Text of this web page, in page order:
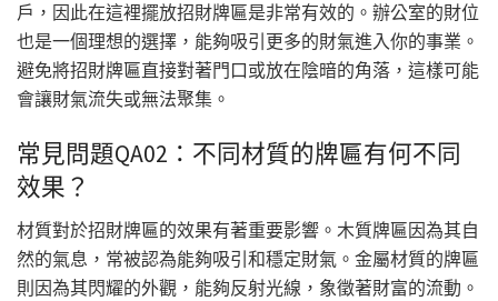
戶，因此在這裡擺放招財牌匾是非常有效的。辦公室的財位
也是一個理想的選擇，能夠吸引更多的財氣進入你的事業。
避免將招財牌匾直接對著門口或放在陰暗的角落，這樣可能
會讓財氣流失或無法聚集。
常見問題QA02：不同材質的牌匾有何不同
效果？
材質對於招財牌匾的效果有著重要影響。木質牌匾因為其自
然的氣息，常被認為能夠吸引和穩定財氣。金屬材質的牌匾
則因為其閃耀的外觀，能夠反射光線，象徵著財富的流動。